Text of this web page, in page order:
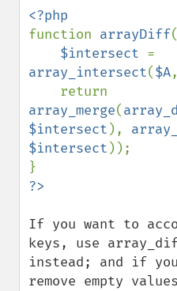
function arrayDiff(
$intersect
array_intersect($A
array_merge(
$intersect ),
$intersect ));
If you want to
keys, use
instead; and if
remove empty